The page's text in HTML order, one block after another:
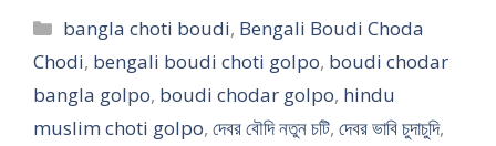
Categories
bangla choti boudi, Bengali Boudi Choda
Chodi, bengali boudi choti golpo, boudi chodar
bangla golpo, boudi chodar golpo, hindu
muslim choti golpo, দেবর বৌদি নতুন চটি, দেবর ভাবি চুদাচুদি,